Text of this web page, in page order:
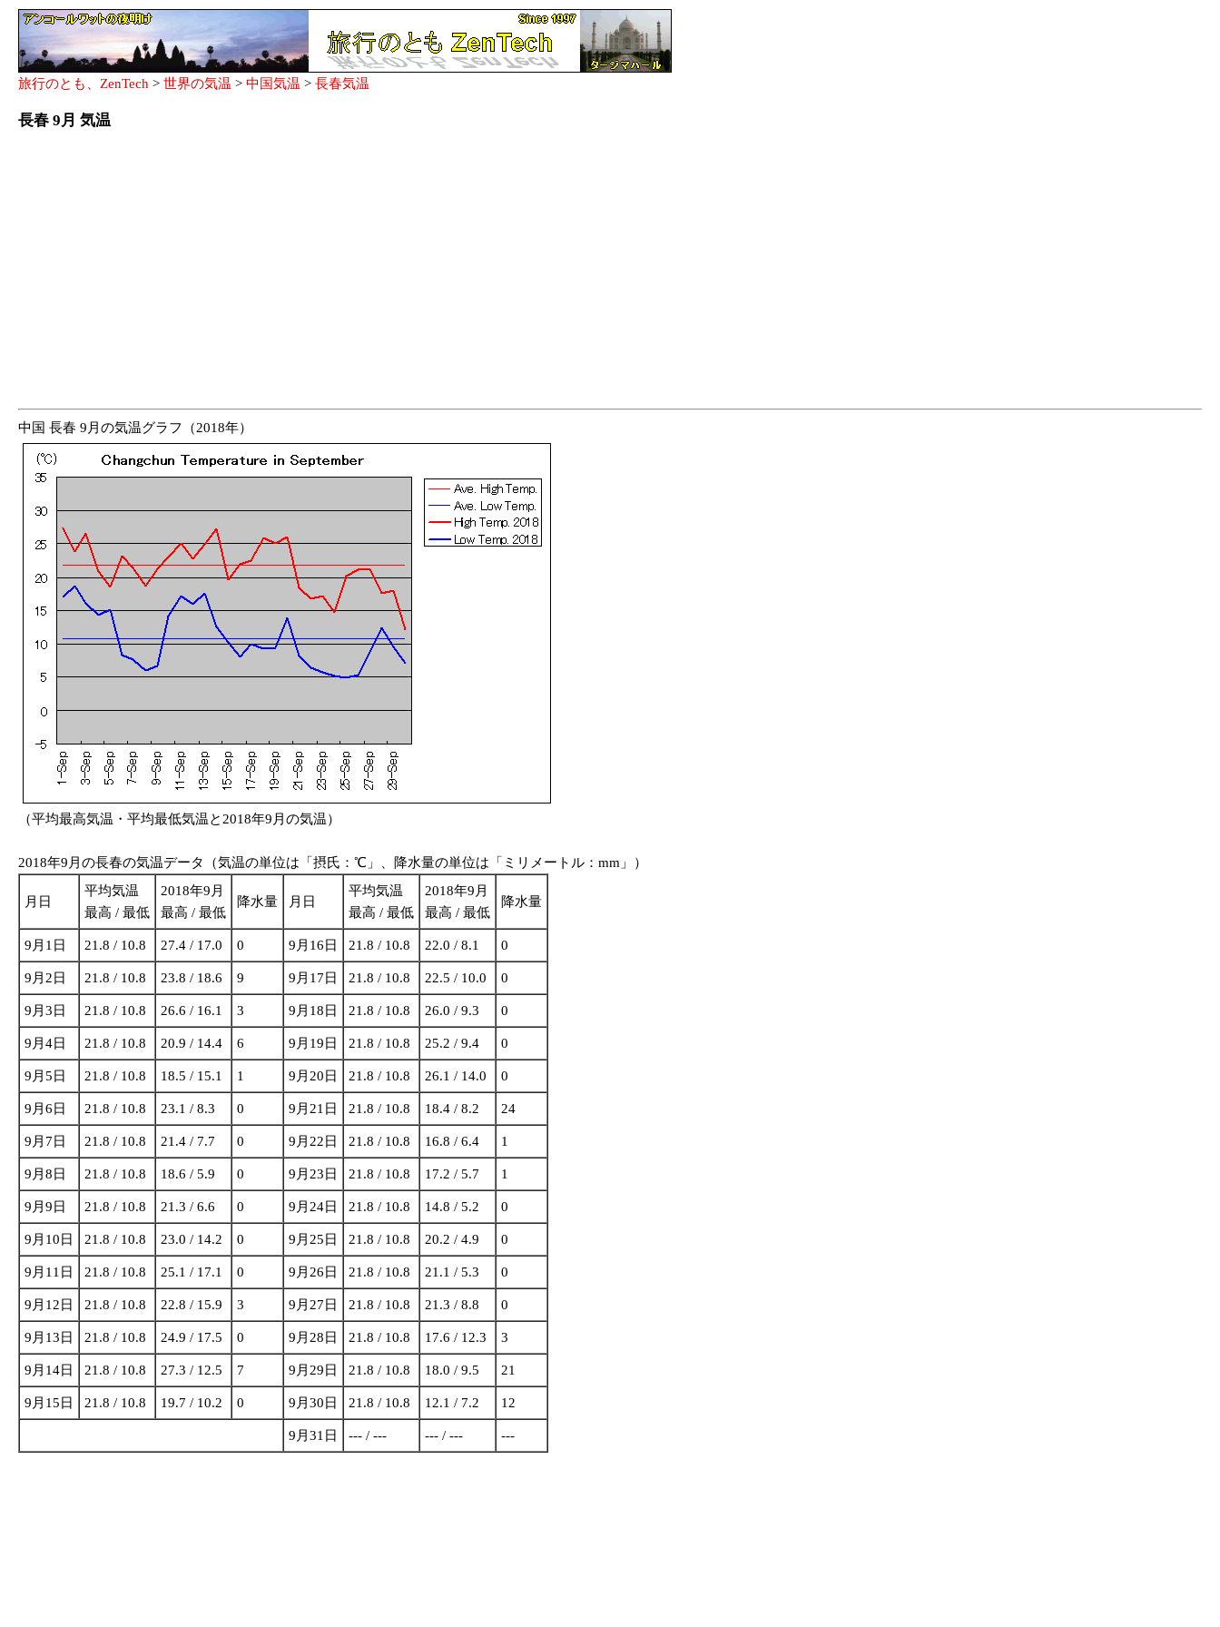
旅行のとも、ZenTech > 世界の気温 > 中国気温 > 長春気温
長春 9月 気温
中国 長春 9月の気温グラフ（2018年）
（平均最高気温・平均最低気温と2018年9月の気温）
2018年9月の長春の気温データ（気温の単位は「摂氏：℃」、降水量の単位は「ミリメートル：mm」）
月日
平均気温
最高 / 最低
2018年9月
最高 / 最低
降水量 月日
平均気温
最高 / 最低
2018年9月
最高 / 最低
降水量
9月1日 21.8 / 10.8 27.4 / 17.0 0 9月16日 21.8 / 10.8 22.0 / 8.1 0
9月2日 21.8 / 10.8 23.8 / 18.6 9 9月17日 21.8 / 10.8 22.5 / 10.0 0
9月3日 21.8 / 10.8 26.6 / 16.1 3 9月18日 21.8 / 10.8 26.0 / 9.3 0
9月4日 21.8 / 10.8 20.9 / 14.4 6 9月19日 21.8 / 10.8 25.2 / 9.4 0
9月5日 21.8 / 10.8 18.5 / 15.1 1 9月20日 21.8 / 10.8 26.1 / 14.0 0
9月6日 21.8 / 10.8 23.1 / 8.3 0 9月21日 21.8 / 10.8 18.4 / 8.2 24
9月7日 21.8 / 10.8 21.4 / 7.7 0 9月22日 21.8 / 10.8 16.8 / 6.4 1
9月8日 21.8 / 10.8 18.6 / 5.9 0 9月23日 21.8 / 10.8 17.2 / 5.7 1
9月9日 21.8 / 10.8 21.3 / 6.6 0 9月24日 21.8 / 10.8 14.8 / 5.2 0
9月10日 21.8 / 10.8 23.0 / 14.2 0 9月25日 21.8 / 10.8 20.2 / 4.9 0
9月11日 21.8 / 10.8 25.1 / 17.1 0 9月26日 21.8 / 10.8 21.1 / 5.3 0
9月12日 21.8 / 10.8 22.8 / 15.9 3 9月27日 21.8 / 10.8 21.3 / 8.8 0
9月13日 21.8 / 10.8 24.9 / 17.5 0 9月28日 21.8 / 10.8 17.6 / 12.3 3
9月14日 21.8 / 10.8 27.3 / 12.5 7 9月29日 21.8 / 10.8 18.0 / 9.5 21
9月15日 21.8 / 10.8 19.7 / 10.2 0 9月30日 21.8 / 10.8 12.1 / 7.2 12
9月31日 --- / --- --- / --- ---